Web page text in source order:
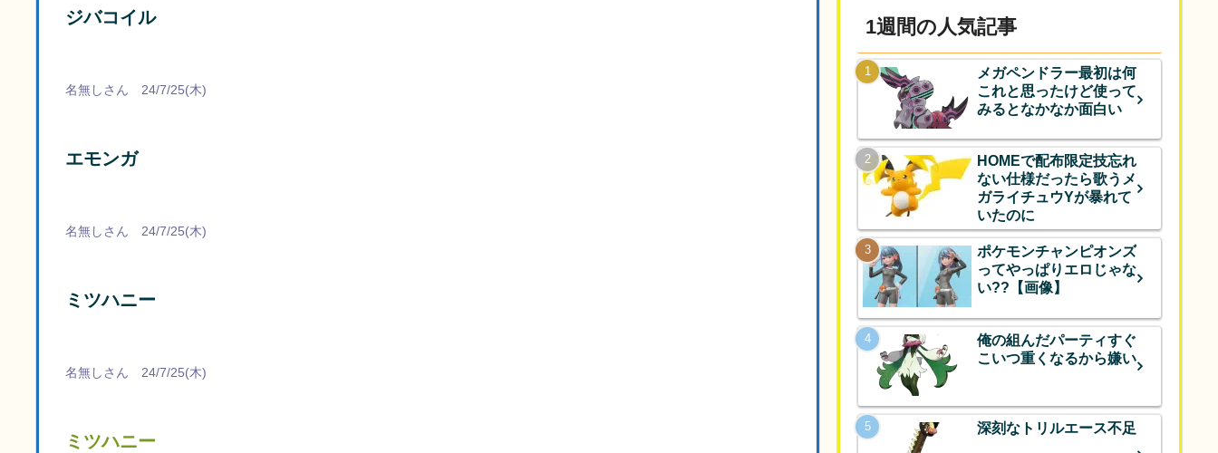
ジバコイル
名無しさん 24/7/25(木)
エモンガ
名無しさん 24/7/25(木)
ミツハニー
名無しさん 24/7/25(木)
ミツハニー
1週間の人気記事
メガペンドラー最初は何
これと思ったけど使って
みるとなかなか面白い
HOMEで配布限定技忘れ
ない仕様だったら歌うメ
ガライチュウYが暴れて
いたのに
ポケモンチャンピオンズ
ってやっぱりエロじゃな
い??【画像】
俺の組んだパーティすぐ
こいつ重くなるから嫌い
深刻なトリルエース不足